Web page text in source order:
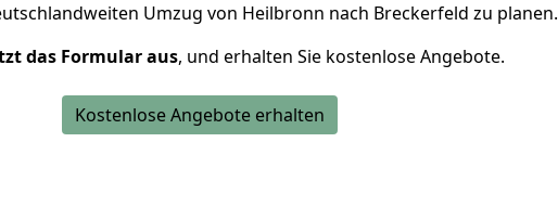
Umzug von Heilbronn nach Breckerfeld zu planen.
das Formular aus, und erhalten Sie kostenlose Angebote.
Kostenlose Angebote erhalten